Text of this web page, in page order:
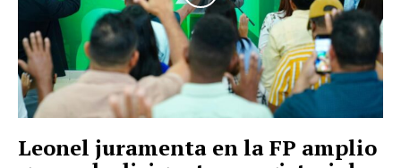
Leonel juramenta en la FP amplio